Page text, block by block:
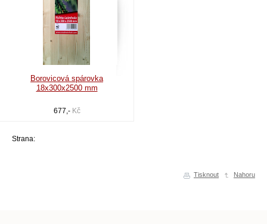
Borovicová spárovka
18x300x2500 mm
677,-Kč
Strana:
Tisknout Nahoru